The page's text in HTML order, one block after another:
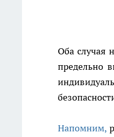
Оба случая
предельно
Напомним,